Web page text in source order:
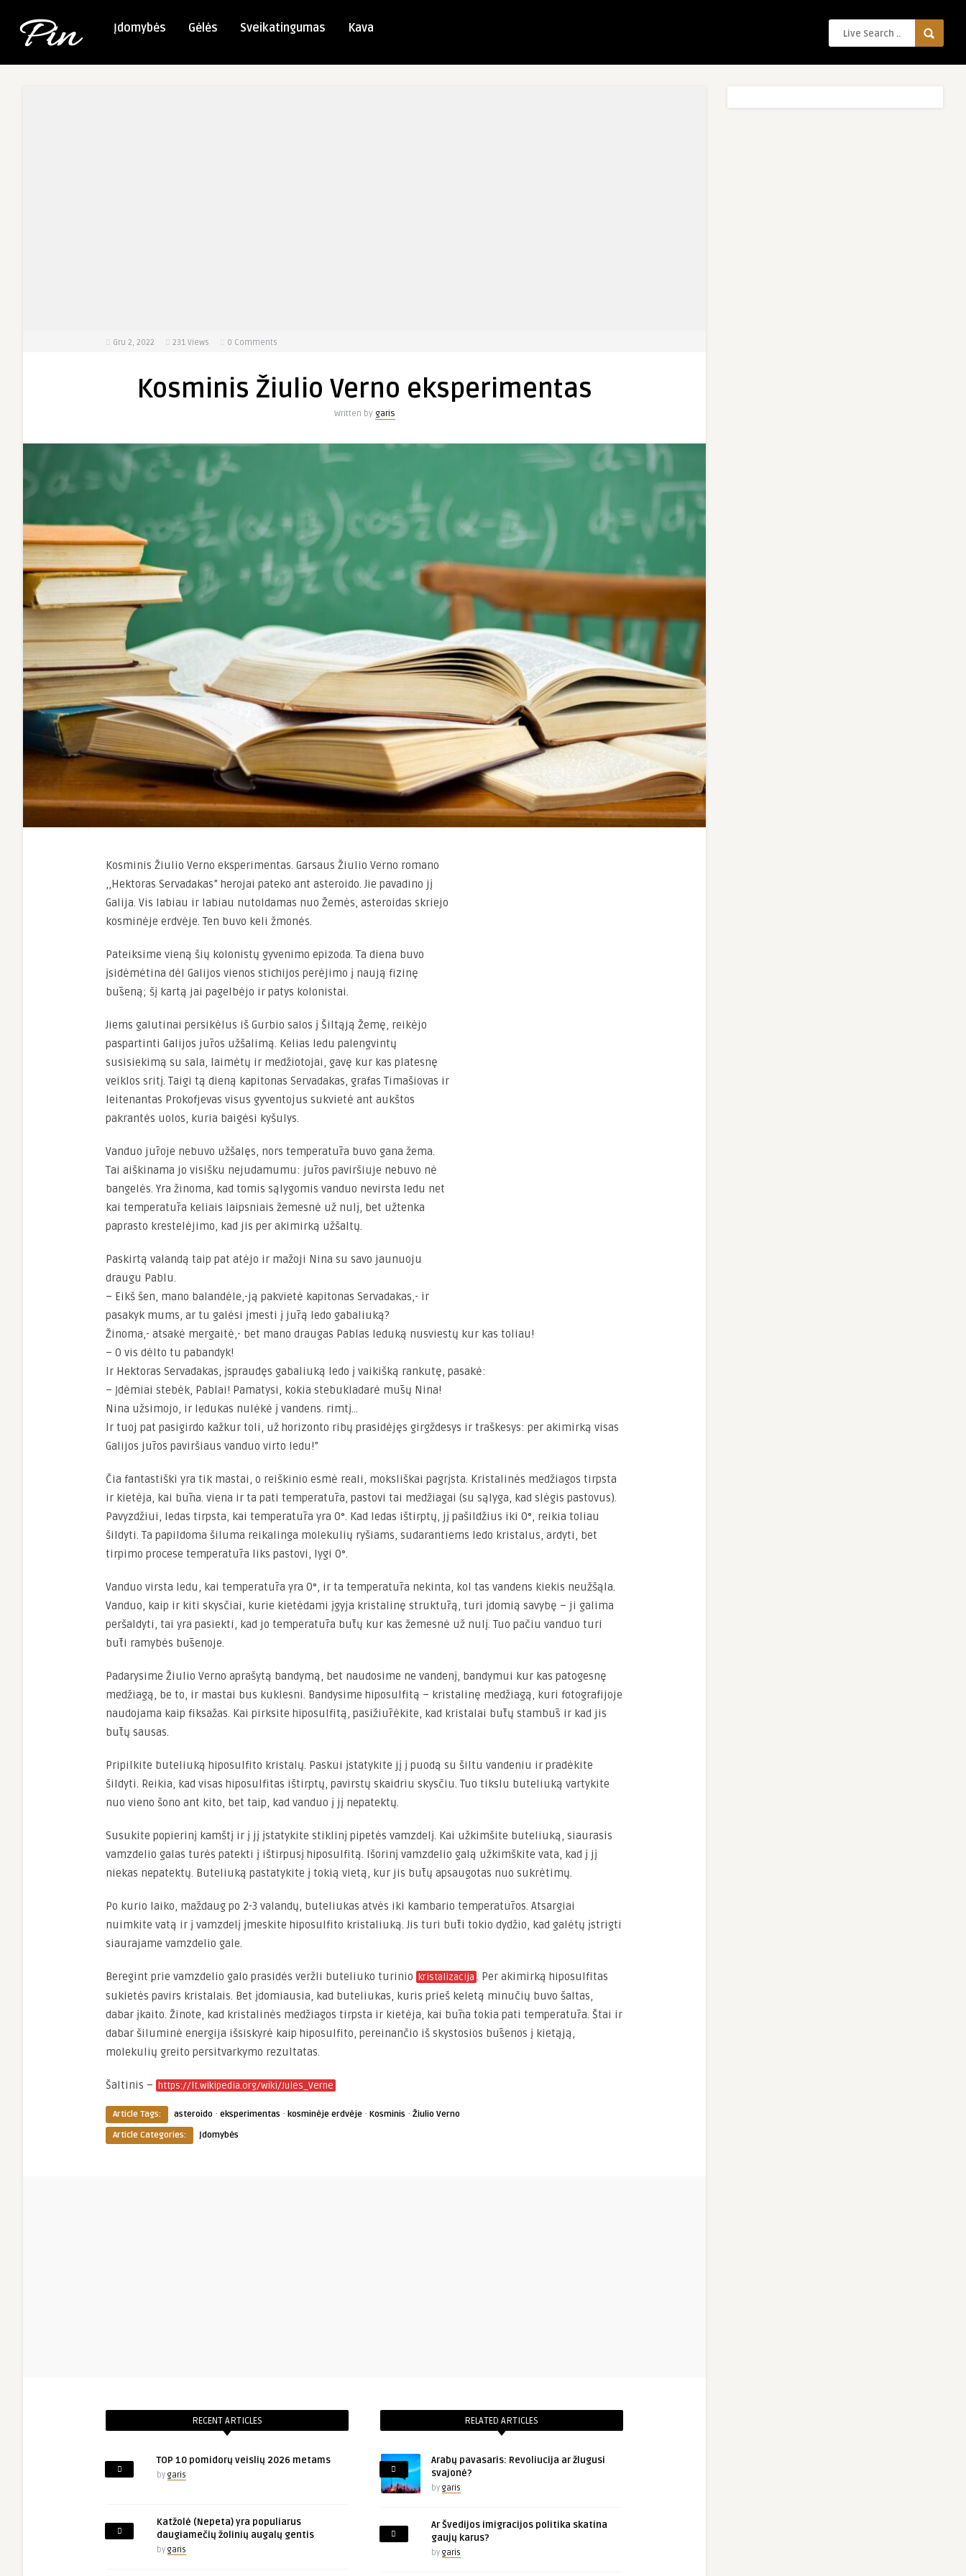
Įdomybės Gėlės Sveikatingumas Kava
Gru 2, 2022 231 Views 0 Comments
Kosminis Žiulio Verno eksperimentas
Written by garis
Kosminis Žiulio Verno eksperimentas. Garsaus Žiulio Verno romano
,,Hektoras Servadakas” herojai pateko ant asteroido. Jie pavadino jį
Galija. Vis labiau ir labiau nutoldamas nuo Žemės, asteroidas skriejo
kosminėje erdvėje. Ten buvo keli žmonės.
Pateiksime vieną šių kolonistų gyvenimo epizoda. Ta diena buvo
įsidėmėtina dėl Galijos vienos stichijos perėjimo į naują fizinę
būseną; šį kartą jai pagelbėjo ir patys kolonistai.
Jiems galutinai persikėlus iš Gurbio salos į Šiltąją Žemę, reikėjo
paspartinti Galijos jūros užšalimą. Kelias ledu palengvintų
susisiekimą su sala, laimėtų ir medžiotojai, gavę kur kas platesnę
veiklos sritį. Taigi tą dieną kapitonas Servadakas, grafas Timašiovas ir
leitenantas Prokofjevas visus gyventojus sukvietė ant aukštos
pakrantės uolos, kuria baigėsi kyšulys.
Vanduo jūroje nebuvo užšalęs, nors temperatūra buvo gana žema.
Tai aiškinama jo visišku nejudamumu: jūros paviršiuje nebuvo nė
bangelės. Yra žinoma, kad tomis sąlygomis vanduo nevirsta ledu net
kai temperatūra keliais laipsniais žemesnė už nulį, bet užtenka
paprasto krestelėjimo, kad jis per akimirką užšaltų.
Paskirtą valandą taip pat atėjo ir mažoji Nina su savo jaunuoju
draugu Pablu.
– Eikš šen, mano balandėle,-ją pakvietė kapitonas Servadakas,- ir
pasakyk mums, ar tu galėsi įmesti į jūrą ledo gabaliuką?
Žinoma,- atsakė mergaitė,- bet mano draugas Pablas leduką nusviestų kur kas toliau!
– O vis dėlto tu pabandyk!
Ir Hektoras Servadakas, įspraudęs gabaliuką ledo į vaikišką rankutę, pasakė:
– Įdėmiai stebėk, Pablai! Pamatysi, kokia stebukladarė mūsų Nina!
Nina užsimojo, ir ledukas nulėkė į vandens. rimtį…
Ir tuoj pat pasigirdo kažkur toli, už horizonto ribų prasidėjęs girgždesys ir traškesys: per akimirką visas
Galijos jūros paviršiaus vanduo virto ledu!”
Čia fantastiški yra tik mastai, o reiškinio esmė reali, moksliškai pagrįsta. Kristalinės medžiagos tirpsta
ir kietėja, kai būna. viena ir ta pati temperatūra, pastovi tai medžiagai (su sąlyga, kad slėgis pastovus).
Pavyzdžiui, ledas tirpsta, kai temperatūra yra 0°. Kad ledas ištirptų, jį pašildžius iki 0°, reikia toliau
šildyti. Ta papildoma šiluma reikalinga molekulių ryšiams, sudarantiems ledo kristalus, ardyti, bet
tirpimo procese temperatūra liks pastovi, lygi 0°.
Vanduo virsta ledu, kai temperatūra yra 0°, ir ta temperatūra nekinta, kol tas vandens kiekis neužšąla.
Vanduo, kaip ir kiti skysčiai, kurie kietėdami įgyja kristalinę struktūrą, turi įdomią savybę – ji galima
peršaldyti, tai yra pasiekti, kad jo temperatūra būtų kur kas žemesnė už nulį. Tuo pačiu vanduo turi
būti ramybės būsenoje.
Padarysime Žiulio Verno aprašytą bandymą, bet naudosime ne vandenį, bandymui kur kas patogesnę
medžiagą, be to, ir mastai bus kuklesni. Bandysime hiposulfitą – kristalinę medžiagą, kuri fotografijoje
naudojama kaip fiksažas. Kai pirksite hiposulfitą, pasižiūrėkite, kad kristalai būtų stambūs ir kad jis
būtų sausas.
Pripilkite buteliuką hiposulfito kristalų. Paskui įstatykite jį į puodą su šiltu vandeniu ir pradėkite
šildyti. Reikia, kad visas hiposulfitas ištirptų, pavirstų skaidriu skysčiu. Tuo tikslu buteliuką vartykite
nuo vieno šono ant kito, bet taip, kad vanduo į jį nepatektų.
Susukite popierinį kamštį ir į jį įstatykite stiklinį pipetės vamzdelį. Kai užkimšite buteliuką, siaurasis
vamzdelio galas turės patekti į ištirpusį hiposulfitą. Išorinį vamzdelio galą užkimškite vata, kad į jį
niekas nepatektų. Buteliuką pastatykite į tokią vietą, kur jis būtų apsaugotas nuo sukrėtimų.
Po kurio laiko, maždaug po 2-3 valandų, buteliukas atvės iki kambario temperatūros. Atsargiai
nuimkite vatą ir į vamzdelį įmeskite hiposulfito kristaliuką. Jis turi būti tokio dydžio, kad galėtų įstrigti
siaurajame vamzdelio gale.
Beregint prie vamzdelio galo prasidės veržli buteliuko turinio kristalizacija . Per akimirką hiposulfitas
sukietės pavirs kristalais. Bet įdomiausia, kad buteliukas, kuris prieš keletą minučių buvo šaltas,
dabar įkaito. Žinote, kad kristalinės medžiagos tirpsta ir kietėja, kai būna tokia pati temperatūra. Štai ir
dabar šiluminė energija išsiskyrė kaip hiposulfito, pereinančio iš skystosios būsenos į kietąją,
molekulių greito persitvarkymo rezultatas.
Šaltinis – https://lt.wikipedia.org/wiki/Jules_Verne
Article Tags: asteroido · eksperimentas · kosminėje erdvėje · Kosminis · Žiulio Verno
Article Categories:
Įdomybės
RECENT ARTICLES
TOP 10 pomidorų veislių 2026 metams
by garis
Katžolė (Nepeta) yra populiarus
daugiamečių žolinių augalų gentis
by garis
RELATED ARTICLES
Arabų pavasaris: Revoliucija ar žlugusi
svajonė?
by garis
Ar Švedijos imigracijos politika skatina
gaujų karus?
by garis